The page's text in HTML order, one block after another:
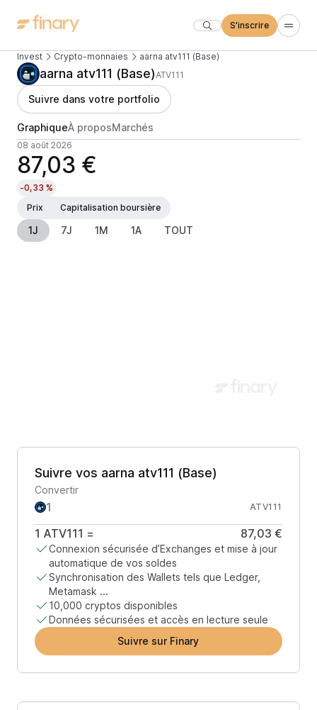
S'inscrire
Invest Crypto-monnaies aarna atv111 (Base)
aarna atv111 (Base)ATV111
Suivre dans votre portfolio
GraphiqueÀ proposMarchés
08 août 2026
87,03 €
-0,33 %
Prix
Capitalisation boursière
1J 7J 1M 1A TOUT
Suivre vos aarna atv111 (Base)
Convertir
ATV111
1 ATV111 = 87,03 €
Connexion sécurisée d’Exchanges et mise à jour
automatique de vos soldes
Synchronisation des Wallets tels que Ledger,
Metamask ...
10,000 cryptos disponibles
Données sécurisées et accès en lecture seule
Suivre sur Finary